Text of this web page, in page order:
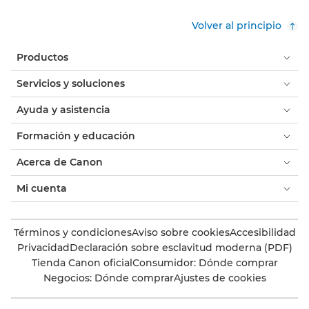
Volver al principio
Productos
Servicios y soluciones
Ayuda y asistencia
Formación y educación
Acerca de Canon
Mi cuenta
Términos y condicionesAviso sobre cookiesAccesibilidad
PrivacidadDeclaración sobre esclavitud moderna (PDF)
Tienda Canon oficialConsumidor: Dónde comprar
Negocios: Dónde comprarAjustes de cookies